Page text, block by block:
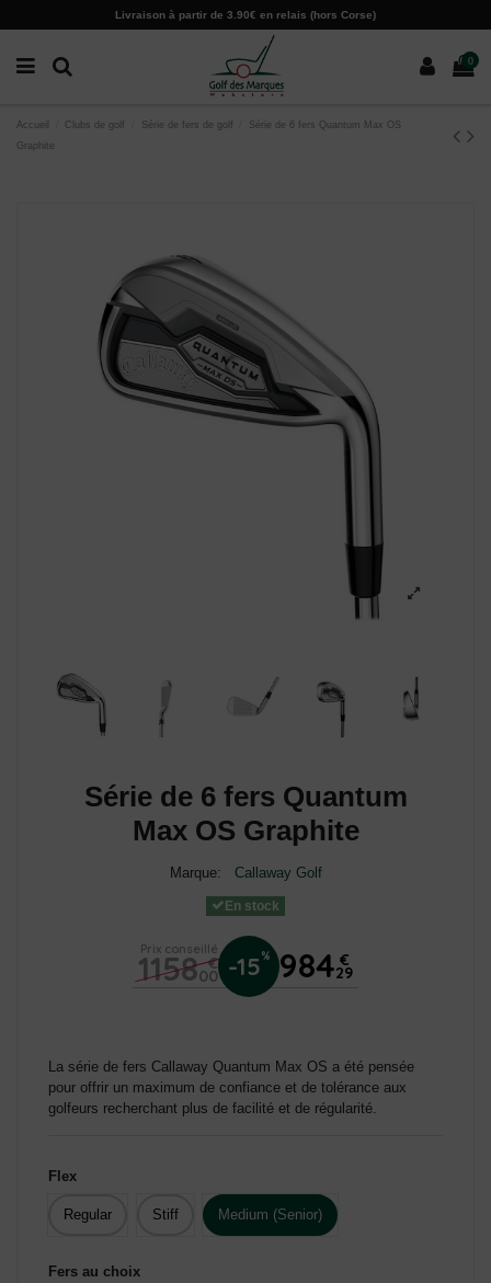
Livraison à partir de 3.90€ en relais (hors Corse)
0
Accueil Clubs de golf Série de fers de golf
Série de 6 fers Quantum Max OS
Graphite
Série de 6 fers Quantum
Max OS Graphite
Marque: Callaway Golf
En stock
Prix conseillé
1158 €
00 -15% 984 €
29
La série de fers Callaway Quantum Max OS a été pensée
pour offrir un maximum de confiance et de tolérance aux
golfeurs recherchant plus de facilité et de régularité.
Flex
Regular Stiff Medium (Senior)
Fers au choix
Paramètres des cookies